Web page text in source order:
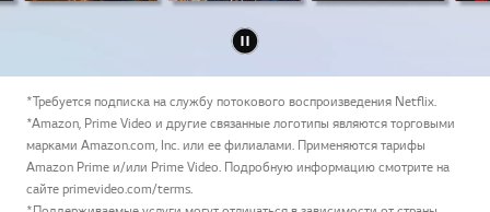
*Требуется подписка на службу потокового воспроизведения Netflix.
*Amazon, Prime Video и другие связанные логотипы являются торговыми
марками Amazon.com, Inc. или ее филиалами. Применяются тарифы
Amazon Prime и/или Prime Video. Подробную информацию смотрите на
сайте primevideo.com/terms.